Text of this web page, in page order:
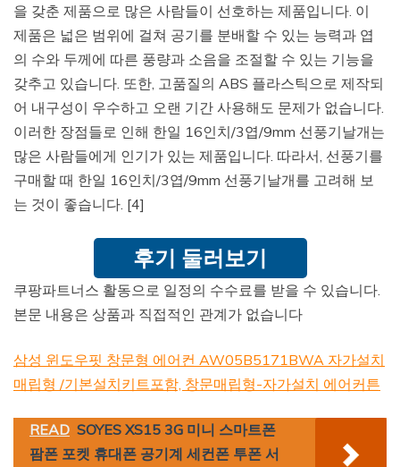
을 갖춘 제품으로 많은 사람들이 선호하는 제품입니다. 이
제품은 넓은 범위에 걸쳐 공기를 분배할 수 있는 능력과 엽
의 수와 두께에 따른 풍량과 소음을 조절할 수 있는 기능을
갖추고 있습니다. 또한, 고품질의 ABS 플라스틱으로 제작되
어 내구성이 우수하고 오랜 기간 사용해도 문제가 없습니다.
이러한 장점들로 인해 한일 16인치/3엽/9mm 선풍기날개는
많은 사람들에게 인기가 있는 제품입니다. 따라서, 선풍기를
구매할 때 한일 16인치/3엽/9mm 선풍기날개를 고려해 보
는 것이 좋습니다. [4]
후기 둘러보기
쿠팡파트너스 활동으로 일정의 수수료를 받을 수 있습니다.
본문 내용은 상품과 직접적인 관계가 없습니다
삼성 윈도우핏 창문형 에어컨 AW05B5171BWA 자가설치
매립형 /기본설치키트포함, 창문매립형-자가설치 에어커튼
READ SOYES XS15 3G 미니 스마트폰
팜폰 포켓 휴대폰 공기계 세컨폰 투폰 서